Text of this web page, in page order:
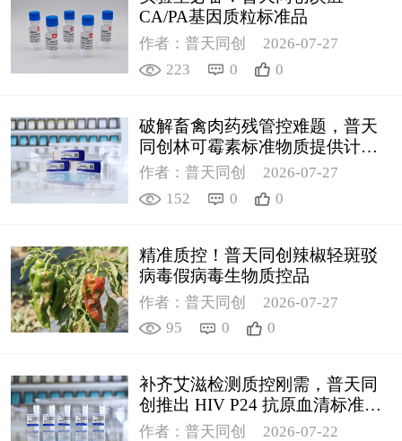
CA/PA基因质粒标准品
作者：普天同创
2026-07-27
223
0 0
破解畜禽肉药残管控难题，普天
同创林可霉素标准物质提供计量
支撑
作者：普天同创
2026-07-27
152
0 0
精准质控！普天同创辣椒轻斑驳
病毒假病毒生物质控品
作者：普天同创
2026-07-27
95
0 0
补齐艾滋检测质控刚需，普天同
创推出 HIV P24 抗原血清标准物
质
作者：普天同创
2026-07-22